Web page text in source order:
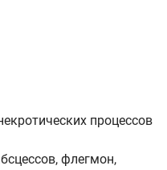
процессов
флегмон,